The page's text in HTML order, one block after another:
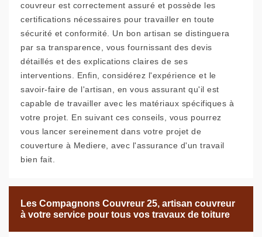
couvreur est correctement assuré et possède les
certifications nécessaires pour travailler en toute
sécurité et conformité. Un bon artisan se distinguera
par sa transparence, vous fournissant des devis
détaillés et des explications claires de ses
interventions. Enfin, considérez l'expérience et le
savoir-faire de l'artisan, en vous assurant qu'il est
capable de travailler avec les matériaux spécifiques à
votre projet. En suivant ces conseils, vous pourrez
vous lancer sereinement dans votre projet de
couverture à Mediere, avec l'assurance d'un travail
bien fait.
Les Compagnons Couvreur 25, artisan couvreur
à votre service pour tous vos travaux de toiture